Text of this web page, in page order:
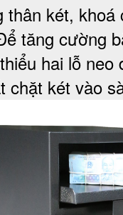
thân két, khoá
tăng cường
hai lỗ neo
chặt két vào